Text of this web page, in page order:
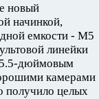
новый
начинкой,
емкости - M5
линейки
5.5-дюймовым
камерами
получило целых